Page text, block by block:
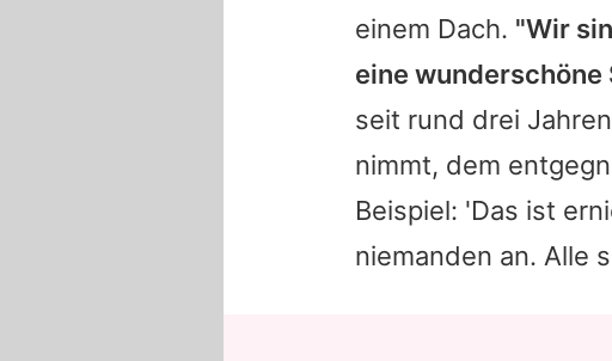
einem Dach. "Wir
eine wunderschöne
seit rund drei
nimmt, dem
Beispiel: 'Das ist
niemanden an. Alle